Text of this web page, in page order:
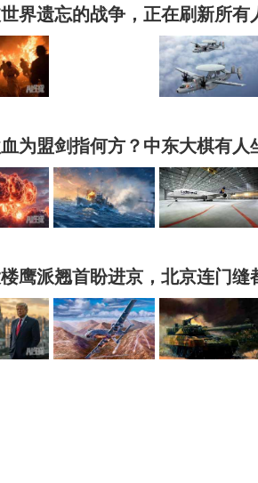
界遗忘的战争，正在刷新所有
为盟剑指何方？中东大棋有人
鹰派翘首盼进京，北京连门缝